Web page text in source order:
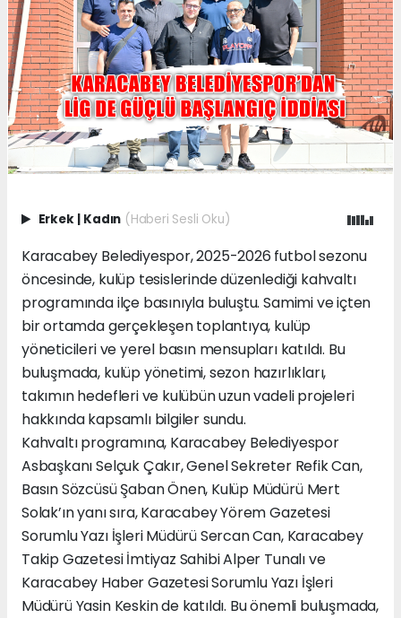
Erkek Kadın (Haberi Sesli Oku)
Karacabey Belediyespor, 2025-2026 futbol sezonu
öncesinde, kulüp tesislerinde düzenlediği kahvaltı
programında ilçe basınıyla buluştu. Samimi ve içten
bir ortamda gerçekleşen toplantıya, kulüp
yöneticileri ve yerel basın mensupları katıldı. Bu
buluşmada, kulüp yönetimi, sezon hazırlıkları,
takımın hedefleri ve kulübün uzun vadeli projeleri
hakkında kapsamlı bilgiler sundu.
Kahvaltı programına, Karacabey Belediyespor
Asbaşkanı Selçuk Çakır, Genel Sekreter Refik Can,
Basın Sözcüsü Şaban Önen, Kulüp Müdürü Mert
Solak’ın yanı sıra, Karacabey Yörem Gazetesi
Sorumlu Yazı İşleri Müdürü Sercan Can, Karacabey
Takip Gazetesi İmtiyaz Sahibi Alper Tunalı ve
Karacabey Haber Gazetesi Sorumlu Yazı İşleri
Müdürü Yasin Keskin de katıldı. Bu önemli buluşmada,